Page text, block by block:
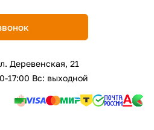
Деревенская, 21
17:00 Вс: выходной